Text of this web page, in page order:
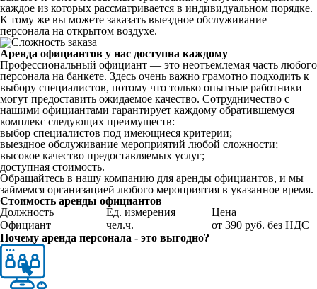
каждое из которых рассматривается в индивидуальном порядке.
К тому же вы можете заказать выездное обслуживание
персонала на открытом воздухе.
Аренда официантов у нас доступна каждому
Профессиональный официант — это неотъемлемая часть любого
персонала на банкете. Здесь очень важно грамотно подходить к
выбору специалистов, потому что только опытные работники
могут предоставить ожидаемое качество. Сотрудничество с
нашими официантами гарантирует каждому обратившемуся
комплекс следующих преимуществ:
выбор специалистов под имеющиеся критерии;
выездное обслуживание мероприятий любой сложности;
высокое качество предоставляемых услуг;
доступная стоимость.
Обращайтесь в нашу компанию для аренды официантов, и мы
займемся организацией любого мероприятия в указанное время.
Стоимость аренды официантов
Должность
Ед. измерения
Цена
Официант
чел.ч.
от 390 руб. без НДС
Почему аренда персонала - это выгодно?